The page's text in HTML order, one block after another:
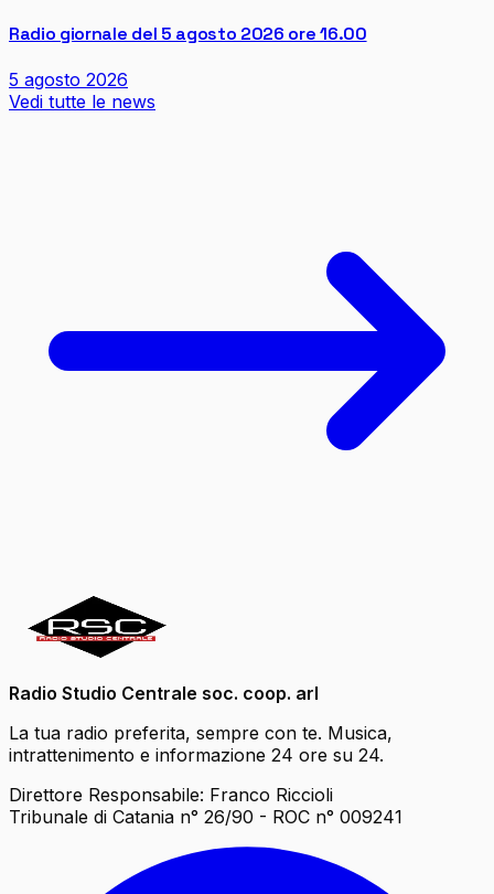
Radio giornale del 5 agosto 2026 ore 16.00
5 agosto 2026
Vedi tutte le news
Radio Studio Centrale soc. coop. arl
La tua radio preferita, sempre con te. Musica,
intrattenimento e informazione 24 ore su 24.
Direttore Responsabile: Franco Riccioli
Tribunale di Catania n° 26/90 - ROC n° 009241